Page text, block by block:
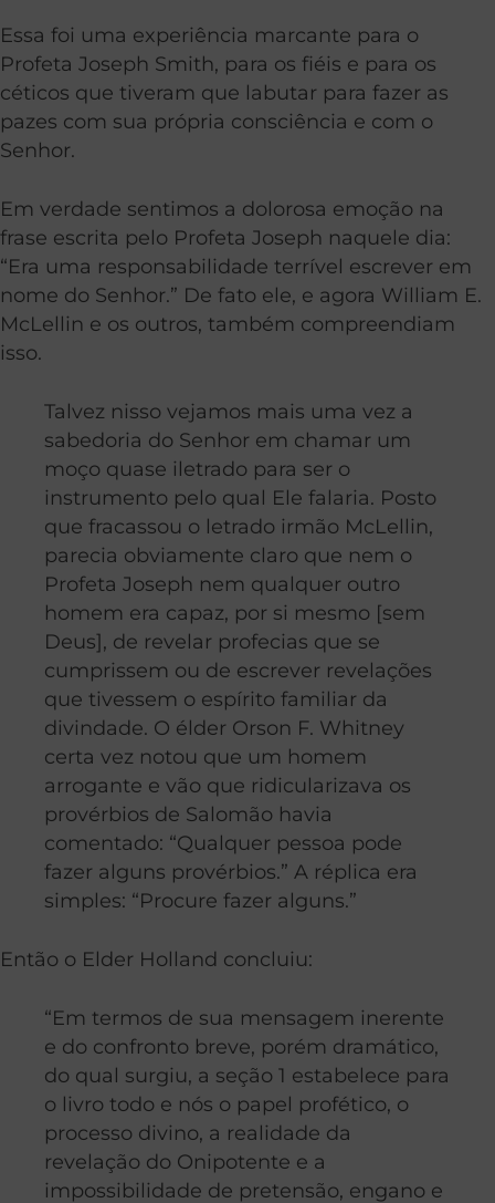
Essa foi uma experiência marcante para o
Profeta Joseph Smith, para os fiéis e para os
céticos que tiveram que labutar para fazer as
pazes com sua própria consciência e com o
Senhor.
Em verdade sentimos a dolorosa emoção na
frase escrita pelo Profeta Joseph naquele dia:
“Era uma responsabilidade terrível escrever em
nome do Senhor.” De fato ele, e agora William E.
McLellin e os outros, também compreendiam
isso.
Talvez nisso vejamos mais uma vez a
sabedoria do Senhor em chamar um
moço quase iletrado para ser o
instrumento pelo qual Ele falaria. Posto
que fracassou o letrado irmão McLellin,
parecia obviamente claro que nem o
Profeta Joseph nem qualquer outro
homem era capaz, por si mesmo [sem
Deus], de revelar profecias que se
cumprissem ou de escrever revelações
que tivessem o espírito familiar da
divindade. O élder Orson F. Whitney
certa vez notou que um homem
arrogante e vão que ridicularizava os
provérbios de Salomão havia
comentado: “Qualquer pessoa pode
fazer alguns provérbios.” A réplica era
simples: “Procure fazer alguns.”
Então o Elder Holland concluiu:
“Em termos de sua mensagem inerente
e do confronto breve, porém dramático,
do qual surgiu, a seção 1 estabelece para
o livro todo e nós o papel profético, o
processo divino, a realidade da
revelação do Onipotente e a
impossibilidade de pretensão, engano e